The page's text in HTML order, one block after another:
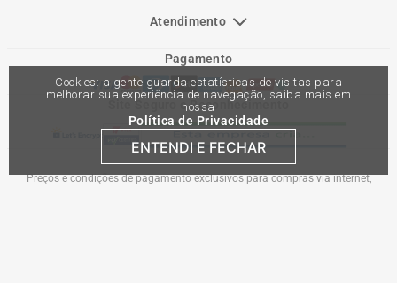
Cookies: a gente guarda estatísticas de visitas para
melhorar sua experiência de navegação, saiba mais em
nossa
Política de Privacidade
ENTENDI E FECHAR
Atendimento
Pagamento
Site Seguro e Reconhecimento
Preços e condições de pagamento exclusivos para compras via internet,